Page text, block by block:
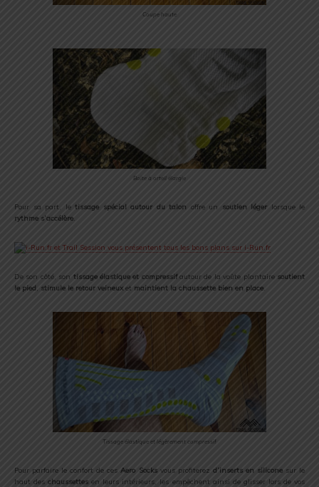
Coupe haute
Boite à orteil élargie
Pour sa part, le tissage spécial autour du talon offre un soutien léger lorsque le
rythme s’accélère.
De son côté, son tissage élastique et compressifautour de la voûte plantaire soutient
le pied, stimule le retour veineuxet maintient la chaussette bien en place.
Tissage élastique et légèrement compressif
Pour parfaire le confort de cesAero Socksvous profiterez d’inserts en siliconesur le
haut deschaussettes en leurs intérieurs, les empêchent ainsi de glisser lors de vos